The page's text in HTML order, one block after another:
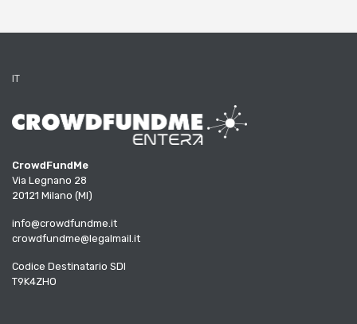
IT
CrowdFundMe
Via Legnano 28
20121 Milano (MI)
info@crowdfundme.it
crowdfundme@legalmail.it
Codice Destinatario SDI
T9K4ZHO